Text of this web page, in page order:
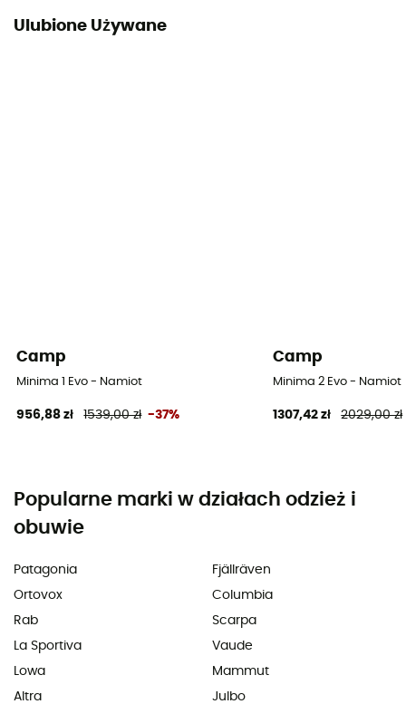
Ulubione Używane
Camp
Minima 1 Evo - Namiot
956,88 zł 1539,00 zł -37%
Camp
Minima 2 Evo - Namiot
1307,42 zł 2029,00 zł
Popularne marki w działach odzież i
obuwie
Patagonia
Ortovox
Rab
La Sportiva
Lowa
Altra
Fjällräven
Columbia
Scarpa
Vaude
Mammut
Julbo